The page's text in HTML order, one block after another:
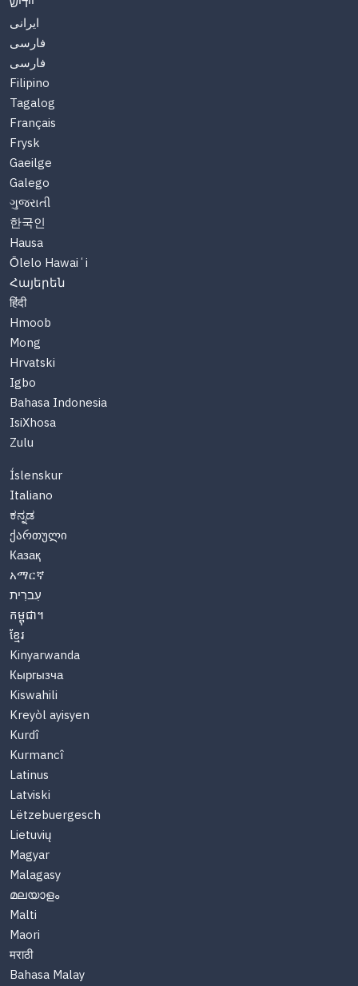
ایرانی
فارسی
فارسی
Filipino
Tagalog
Français
Frysk
Gaeilge
Galego
ગુજરાતી
한국인
Hausa
Ōlelo Hawaiʻi
Հայերեն
हिंदी
Hmoob
Mong
Hrvatski
Igbo
Bahasa Indonesia
IsiXhosa
Zulu
Íslenskur
Italiano
ಕನ್ನಡ
ქართული
Казақ
አማርኛ
עִברִית
កម្ពុជា។
ខ្មែរ
Kinyarwanda
Кыргызча
Kiswahili
Kreyòl ayisyen
Kurdî
Kurmancî
Latinus
Latviski
Lëtzebuergesch
Lietuvių
Magyar
Malagasy
മലയാളം
Malti
Maori
मराठी
Bahasa Malay